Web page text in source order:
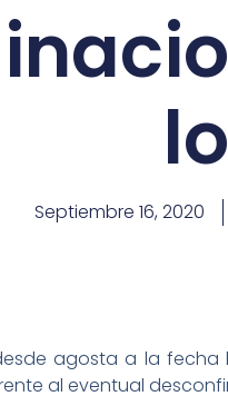
Septiembre 16, 2020
agosta a la
al eventual